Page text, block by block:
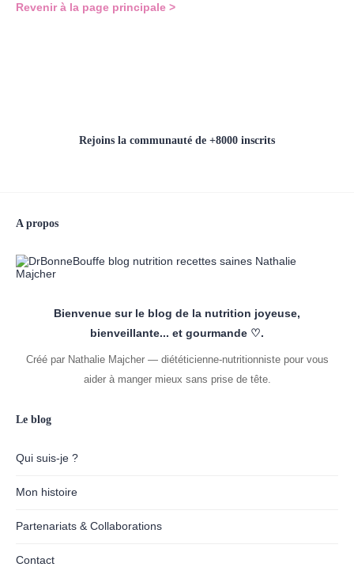
Revenir à la page principale >
Rejoins la communauté de +8000 inscrits
A propos
Bienvenue sur le blog de la nutrition joyeuse,
bienveillante... et gourmande ♡.
Créé par Nathalie Majcher — diététicienne-nutritionniste pour vous
aider à manger mieux sans prise de tête.
Le blog
Qui suis-je ?
Mon histoire
Partenariats & Collaborations
Contact